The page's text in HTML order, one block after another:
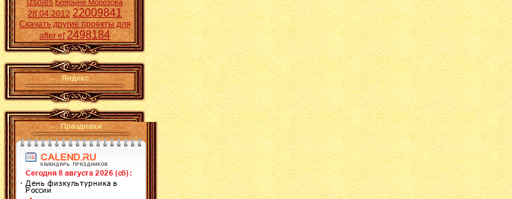
izsoles Боярыня Морозова
28.04.2012 22009841
Скачать другие проекты для
after ef 2498184
Яндекс
Праздники